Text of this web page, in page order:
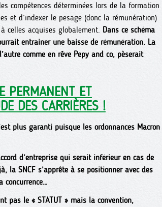
compétences déterminées lors de la formation
et d’indexer le pesage (donc la rémunération)
celles acquises globalement. Dans ce schéma
entrainer une baisse de rémunération. La
comme en rêve Pepy and co, pèserait
PERMANENT ET
DES CARRIÈRES !
plus garanti puisque les ordonnances Macron
d’entreprise qui serait inférieur en cas de
la SNCF s’apprête à se positionner avec des
concurrence…
pas le « STATUT » mais la convention,